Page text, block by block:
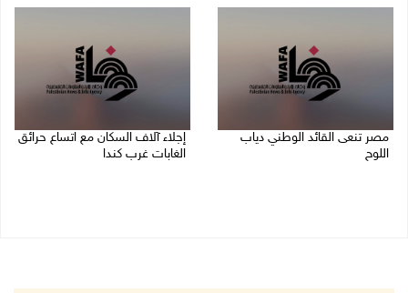
مصر تنعى القائد الوطني دياب
اللوح
إجلاء آلاف السكان مع اتساع حرائق
الغابات غرب كندا